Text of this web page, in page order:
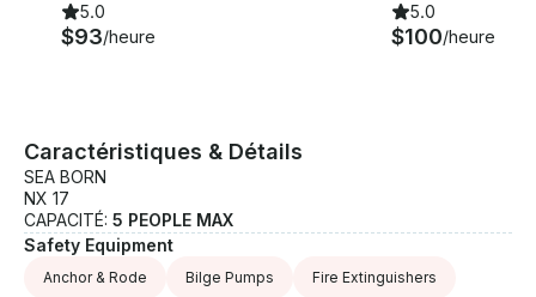
5.0
$93/heure
5.0
$100/heure
Caractéristiques & Détails
SEA BORN
NX 17
CAPACITÉ: 5 PEOPLE MAX
Safety Equipment
Anchor & Rode Bilge Pumps Fire Extinguishers